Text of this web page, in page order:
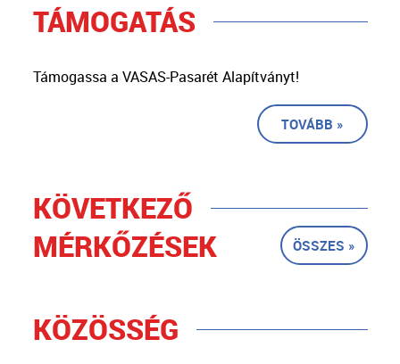
TÁMOGATÁS
Támogassa a VASAS-Pasarét Alapítványt!
TOVÁBB »
KÖVETKEZŐ
MÉRKŐZÉSEK
ÖSSZES »
KÖZÖSSÉG